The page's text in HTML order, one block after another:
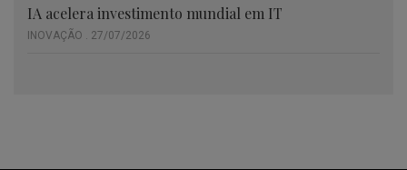
IA acelera investimento mundial em IT
INOVAÇÃO . 27/07/2026